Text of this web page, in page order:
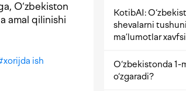
O‘zbekiston
amal qilinishi
xorijda ish
KotibAI:
shevalarni
ma’lumotlar
O‘zbekistonda
o‘zgaradi?